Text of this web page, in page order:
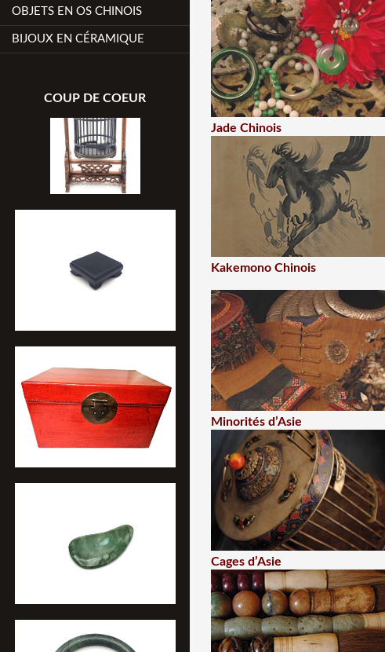
OBJETS EN OS CHINOIS
BIJOUX EN CÉRAMIQUE
COUP DE COEUR
Jade Chinois
Kakemono Chinois
Minorités d’Asie
Cages d’Asie